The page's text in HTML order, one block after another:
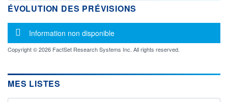
LIMITE À LA
BAISSE
LIMITE À LA
HAUSSE
RENDEMENT
- -
0,00 EUR DIVIDENDE
ÉVOLUTION DES PRÉVISIONS
Message d'information
Information non disponible
Copyright © 2026 FactSet Research Systems Inc. All rights reserved.
MES LISTES